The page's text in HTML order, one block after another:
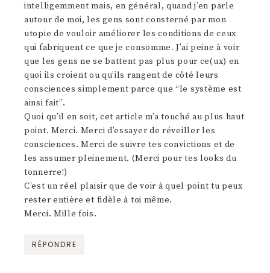
intelligemment mais, en général, quand j’en parle
autour de moi, les gens sont consterné par mon
utopie de vouloir améliorer les conditions de ceux
qui fabriquent ce que je consomme. J’ai peine à voir
que les gens ne se battent pas plus pour ce(ux) en
quoi ils croient ou qu’ils rangent de côté leurs
consciences simplement parce que “le système est
ainsi fait”.
Quoi qu’il en soit, cet article m’a touché au plus haut
point. Merci. Merci d’essayer de réveiller les
consciences. Merci de suivre tes convictions et de
les assumer pleinement. (Merci pour tes looks du
tonnerre!)
C’est un réel plaisir que de voir à quel point tu peux
rester entière et fidèle à toi même.
Merci. Mille fois.
RÉPONDRE